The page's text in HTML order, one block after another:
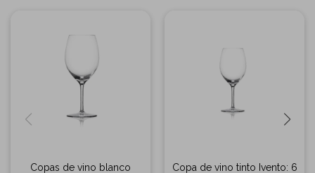
Copas de vino blanco
Copa de vino tinto Ivento: 6